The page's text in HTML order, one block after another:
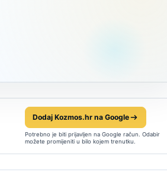
Dodaj Kozmos.hr na Google
Potrebno je biti prijavljen na Google račun. Odabir
možete promijeniti u bilo kojem trenutku.